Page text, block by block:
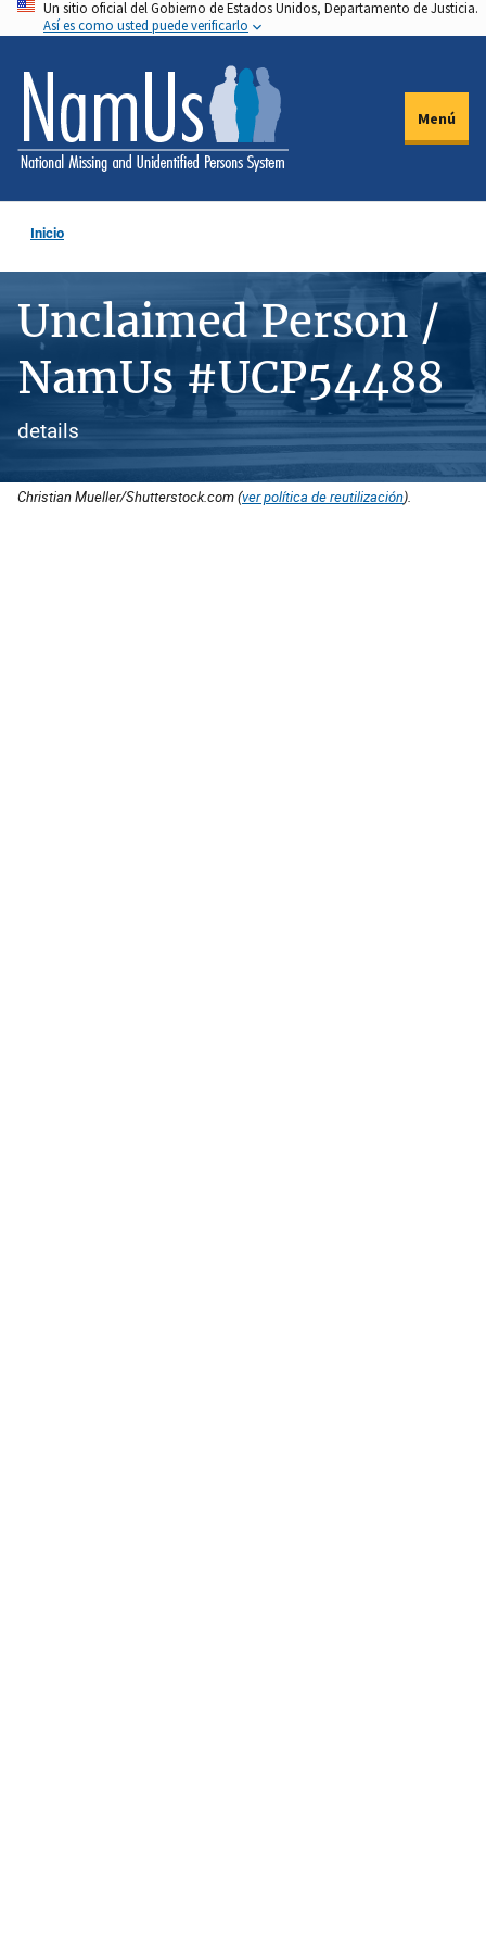
Pasar
al
contenido
principal
Un sitio oficial del Gobierno de Estados Unidos, Departamento de Justicia.
Así es como usted puede verificarlo
Menú
Inicio
Unclaimed Person /
NamUs #UCP54488
details
Christian Mueller/Shutterstock.com (ver política de reutilización).